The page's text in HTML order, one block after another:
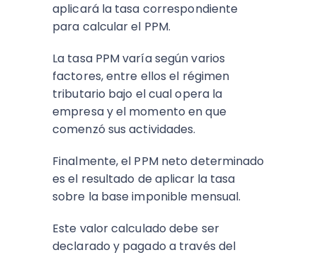
aplicará la tasa correspondiente
para calcular el PPM.
La tasa PPM varía según varios
factores, entre ellos el régimen
tributario bajo el cual opera la
empresa y el momento en que
comenzó sus actividades.
Finalmente, el PPM neto determinado
es el resultado de aplicar la tasa
sobre la base imponible mensual.
Este valor calculado debe ser
declarado y pagado a través del